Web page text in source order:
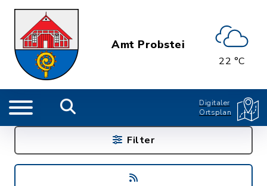
Amt Probstei
22 °C
Digitaler
Ortsplan
Filter